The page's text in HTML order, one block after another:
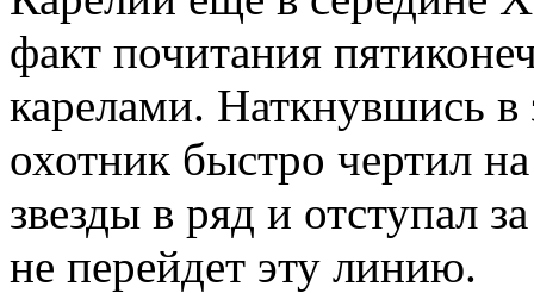
факт почитания
карелами. Наткнувшись
охотник быстро чертил
звезды в ряд и отступал
не перейдет эту линию.